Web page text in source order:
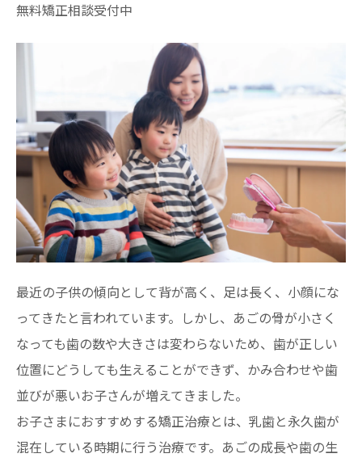
無料矯正相談受付中
最近の子供の傾向として背が高く、足は長く、小顔にな
ってきたと言われています。しかし、あごの骨が小さく
なっても歯の数や大きさは変わらないため、歯が正しい
位置にどうしても生えることができず、かみ合わせや歯
並びが悪いお子さんが増えてきました。
お子さまにおすすめする矯正治療とは、乳歯と永久歯が
混在している時期に行う治療です。あごの成長や歯の生